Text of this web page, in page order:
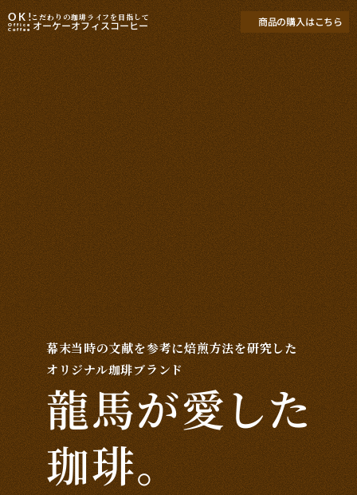
OK!
Office
Coffee
こだわりの珈琲ライフを目指して
オーケーオフィスコーヒー 商品の購入はこちら
幕末当時の文献を参考に焙煎方法を研究した
オリジナル珈琲ブランド
龍馬が愛した
珈琲。